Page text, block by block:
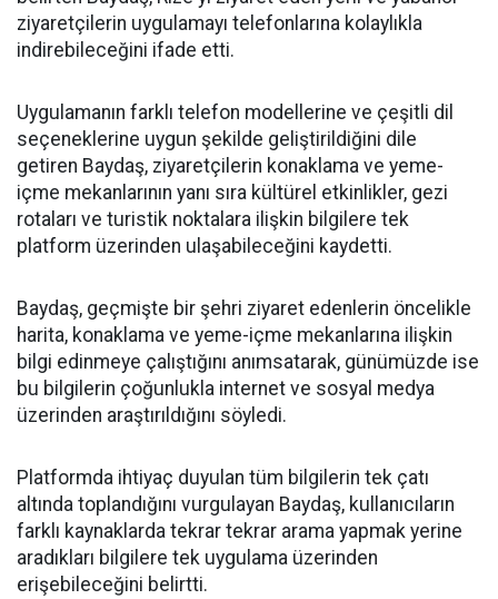
ziyaretçilerin uygulamayı telefonlarına kolaylıkla
indirebileceğini ifade etti.
Uygulamanın farklı telefon modellerine ve çeşitli dil
seçeneklerine uygun şekilde geliştirildiğini dile
getiren Baydaş, ziyaretçilerin konaklama ve yeme-
içme mekanlarının yanı sıra kültürel etkinlikler, gezi
rotaları ve turistik noktalara ilişkin bilgilere tek
platform üzerinden ulaşabileceğini kaydetti.
Baydaş, geçmişte bir şehri ziyaret edenlerin öncelikle
harita, konaklama ve yeme-içme mekanlarına ilişkin
bilgi edinmeye çalıştığını anımsatarak, günümüzde ise
bu bilgilerin çoğunlukla internet ve sosyal medya
üzerinden araştırıldığını söyledi.
Platformda ihtiyaç duyulan tüm bilgilerin tek çatı
altında toplandığını vurgulayan Baydaş, kullanıcıların
farklı kaynaklarda tekrar tekrar arama yapmak yerine
aradıkları bilgilere tek uygulama üzerinden
erişebileceğini belirtti.